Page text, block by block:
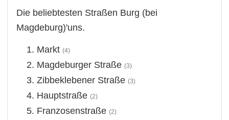
Die beliebtesten Straßen Burg (bei
Magdeburg)'uns.
Markt (4)
Magdeburger Straße (3)
Zibbeklebener Straße (3)
Hauptstraße (2)
Franzosenstraße (2)